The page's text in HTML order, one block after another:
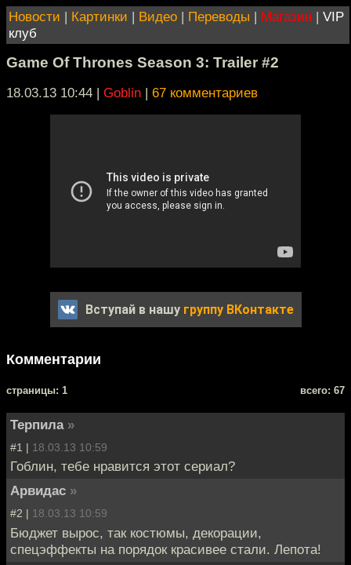
Новости | Картинки | Видео | Переводы | Магазин | VIP
клуб
Game Of Thrones Season 3: Trailer #2
18.03.13 10:44 | Goblin | 67 комментариев
Вступай в нашу группу ВКонтакте
Комментарии
cтраницы: 1 всего: 67
Терпила »
#1 | 18.03.13 10:59
Гоблин, тебе нравится этот сериал?
Арвидас »
#2 | 18.03.13 10:59
Бюджет вырос, так костюмы, декорации,
спецэффекты на порядок красивее стали. Лепота!